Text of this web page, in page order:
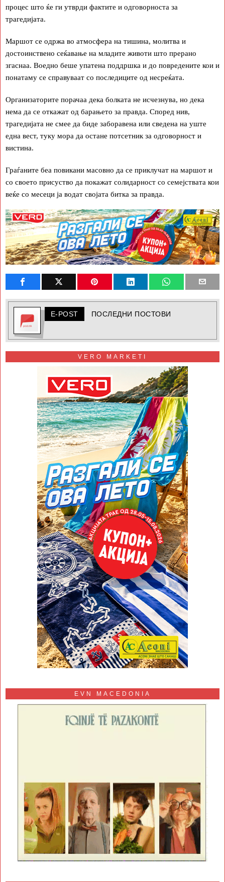
процес што ќе ги утврди фактите и одговорноста за
трагедијата.
Маршот се одржа во атмосфера на тишина, молитва и
достоинствено сеќавање на младите животи што прерано
згаснаа. Воедно беше упатена поддршка и до повредените кои и
понатаму се справуваат со последиците од несреќата.
Организаторите порачаа дека болката не исчезнува, но дека
нема да се откажат од барањето за правда. Според нив,
трагедијата не смее да биде заборавена или сведена на уште
една вест, туку мора да остане потсетник за одговорност и
вистина.
Граѓаните беа повикани масовно да се приклучат на маршот и
со своето присуство да покажат солидарност со семејствата кои
веќе со месеци ја водат својата битка за правда.
E-POST ПОСЛЕДНИ ПОСТОВИ
VERO MARKETI
EVN MACEDONIA